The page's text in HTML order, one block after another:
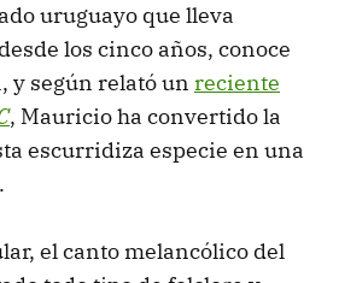
uruguayo que lleva
los cinco años, conoce
y según relató un reciente
, Mauricio ha convertido la
escurridiza especie en una
el canto melancólico del